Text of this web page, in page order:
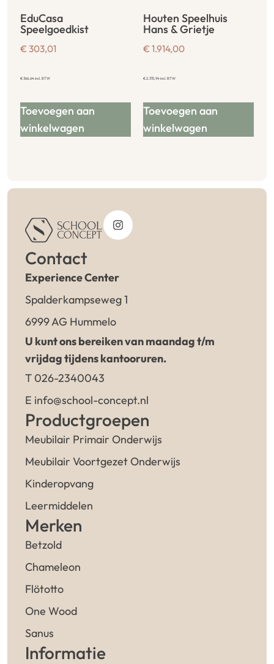
EduCasa
Speelgoedkist
€ 303,01
€366,64incl. BTW
Toevoegen aan
winkelwagen
Houten Speelhuis
Hans & Grietje
€ 1.914,00
€2.315,94incl. BTW
Toevoegen aan
winkelwagen
Contact
Experience Center
Spalderkampseweg 1
6999 AG Hummelo
U kunt ons bereiken van maandag t/m
vrijdag tijdens kantooruren.
T 026-2340043
E info@school-concept.nl
Productgroepen
Meubilair Primair Onderwijs
Meubilair Voortgezet Onderwijs
Kinderopvang
Leermiddelen
Merken
Betzold
Chameleon
Flötotto
One Wood
Sanus
Informatie